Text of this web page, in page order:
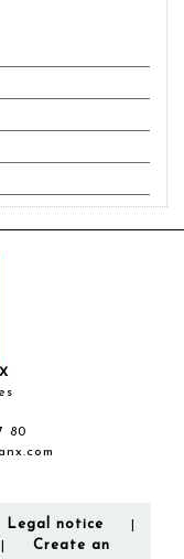
80
Legal notice
Create an